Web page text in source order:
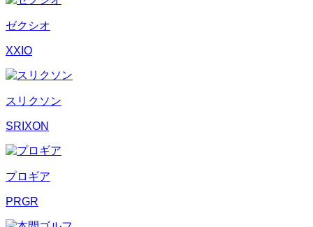
ゼクシオ
XXIO
スリクソン
SRIXON
プロギア
PRGR